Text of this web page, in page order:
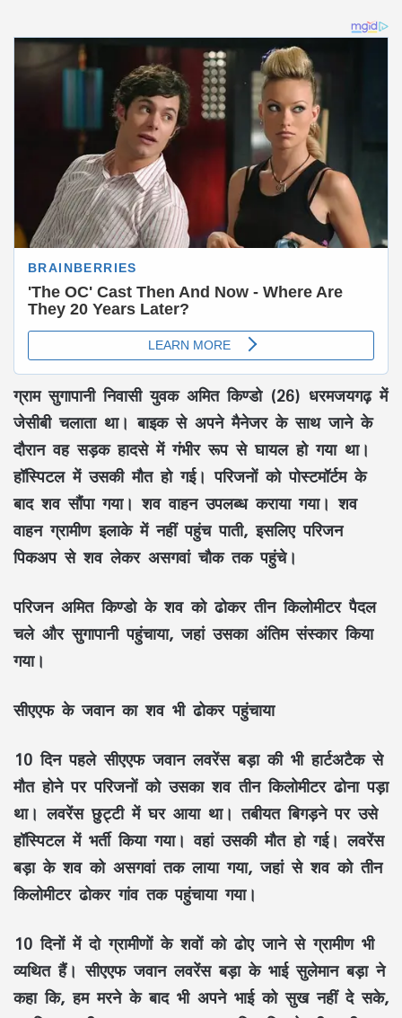
ग्राम सुगापानी निवासी युवक अमित किण्डो (26) धरमजयगढ़ में
जेसीबी चलाता था। बाइक से अपने मैनेजर के साथ जाने के
दौरान वह सड़क हादसे में गंभीर रूप से घायल हो गया था।
हॉस्पिटल में उसकी मौत हो गई। परिजनों को पोस्टमॉर्टम के
बाद शव सौंपा गया। शव वाहन उपलब्ध कराया गया। शव
वाहन ग्रामीण इलाके में नहीं पहुंच पाती, इसलिए परिजन
पिकअप से शव लेकर असगवां चौक तक पहुंचे।
परिजन अमित किण्डो के शव को ढोकर तीन किलोमीटर पैदल
चले और सुगापानी पहुंचाया, जहां उसका अंतिम संस्कार किया
गया।
सीएएफ के जवान का शव भी ढोकर पहुंचाया
10 दिन पहले सीएएफ जवान लवरेंस बड़ा की भी हार्टअटैक से
मौत होने पर परिजनों को उसका शव तीन किलोमीटर ढोना पड़ा
था। लवरेंस छुट्टी में घर आया था। तबीयत बिगड़ने पर उसे
हॉस्पिटल में भर्ती किया गया। वहां उसकी मौत हो गई। लवरेंस
बड़ा के शव को असगवां तक लाया गया, जहां से शव को तीन
किलोमीटर ढोकर गांव तक पहुंचाया गया।
10 दिनाें में दो ग्रामीणों के शवों को ढोए जाने से ग्रामीण भी
व्यथित हैं। सीएएफ जवान लवरेंस बड़ा के भाई सुलेमान बड़ा ने
कहा कि, हम मरने के बाद भी अपने भाई को सुख नहीं दे सके,